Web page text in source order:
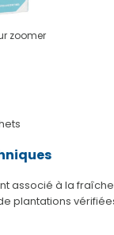
zoomer
associé à la
plantations